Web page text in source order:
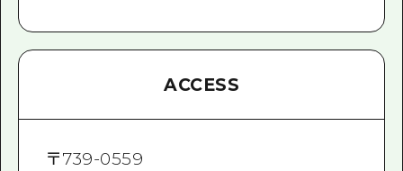
ACCESS
〒739-0559